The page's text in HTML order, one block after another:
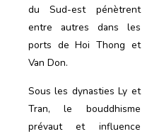
du Sud-est pénètrent
entre autres dans les
ports de Hoi Thong et
Van Don.
Sous les dynasties Ly et
Tran, le bouddhisme
prévaut et influence